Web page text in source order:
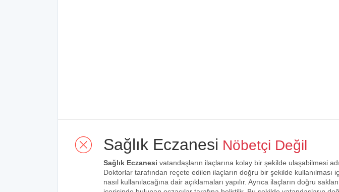
Sağlık Eczanesi Nöbetçi Değil
Sağlık Eczanesi vatandaşların ilaçlarına kolay bir şekilde ulaşabilmesi
Doktorlar tarafından reçete edilen ilaçların doğru bir şekilde kullanılması
nasıl kullanılacağına dair açıklamaları yapılır. Ayrıca ilaçların doğru